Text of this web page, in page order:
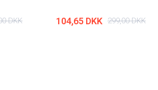
DKK 104,65 DKK 299,00 DKK